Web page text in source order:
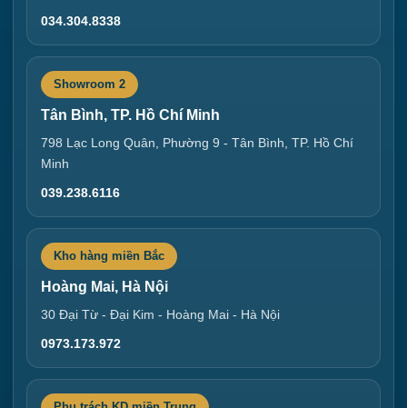
034.304.8338
Showroom 2
Tân Bình, TP. Hồ Chí Minh
798 Lạc Long Quân, Phường 9 - Tân Bình, TP. Hồ Chí
Minh
039.238.6116
Kho hàng miền Bắc
Hoàng Mai, Hà Nội
30 Đại Từ - Đại Kim - Hoàng Mai - Hà Nội
0973.173.972